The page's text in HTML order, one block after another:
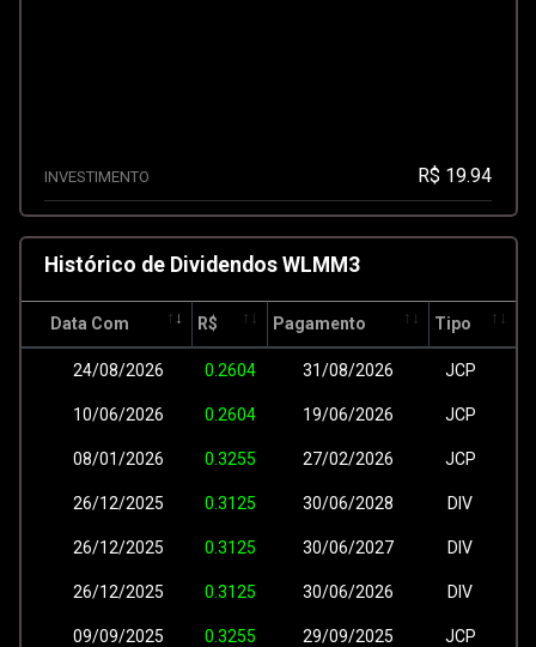
INVESTIMENTO R$ 19.94
Histórico de Dividendos WLMM3
Data Com R$ Pagamento Tipo
24/08/2026 0.2604 31/08/2026 JCP
10/06/2026 0.2604 19/06/2026 JCP
08/01/2026 0.3255 27/02/2026 JCP
26/12/2025 0.3125 30/06/2028 DIV
26/12/2025 0.3125 30/06/2027 DIV
26/12/2025 0.3125 30/06/2026 DIV
09/09/2025 0.3255 29/09/2025 JCP